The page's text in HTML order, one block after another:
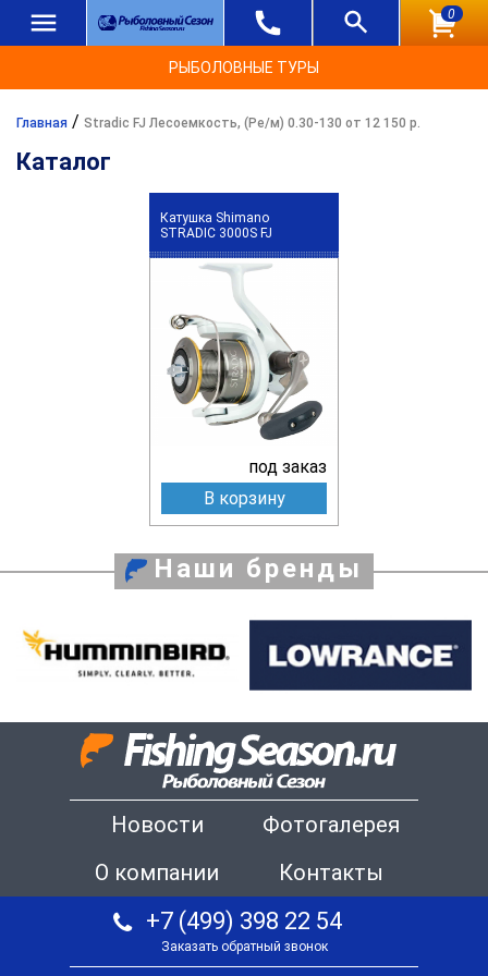
0
РЫБОЛОВНЫЕ ТУРЫ
Главная / Stradic FJ Лесоемкость, (Ре/м) 0.30-130 от 12 150 р.
Каталог
Катушка Shimano
STRADIC 3000S FJ
под заказ
В корзину
Наши бренды
Новости
Фотогалерея
О компании
Контакты
+7 (499) 398 22 54
Заказать обратный звонок